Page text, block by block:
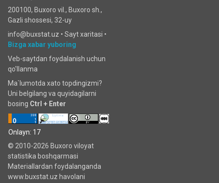
200100, Buxoro vil., Buxoro sh.,
Gazli shossesi, 32-uy
info@buxstat.uz • Sayt xaritasi •
Bizga xabar yuboring
Veb-saytdan foydalanish uchun
qo'llanma
Ma`lumotda xato topdingizmi?
Uni belgilang va quyidagilarni
bosing Ctrl + Enter
Onlayn: 17
© 2010-2026 Buxoro viloyat
statistika boshqarmasi
Materiallardan foydalanganda
www.buxstat.uz havolani